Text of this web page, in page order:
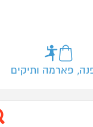
פארמה ותיקים